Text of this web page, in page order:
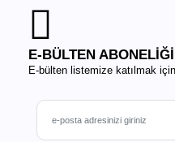
E-BÜLTEN ABONELİĞİ
E-bülten listemize katılmak